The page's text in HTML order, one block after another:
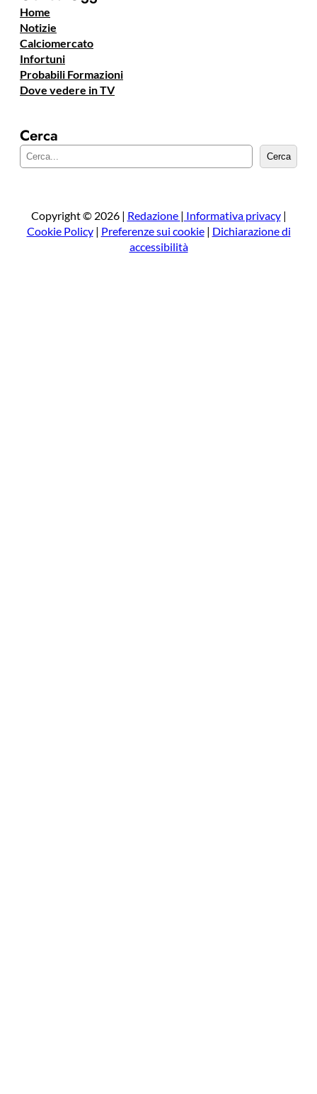
Home
Notizie
Calciomercato
Infortuni
Probabili Formazioni
Dove vedere in TV
Cerca
e
a
Cerca
Copyright © 2026 | Redazione | Informativa privacy|
Cookie Policy| Preferenze sui cookie| Dichiarazione di
accessibilità